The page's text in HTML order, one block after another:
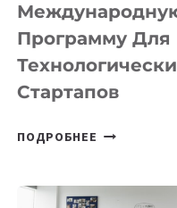
IT-
Программу Для
Стартапов
ПОДРОБНЕЕ ОТКРЫТ
DEAL